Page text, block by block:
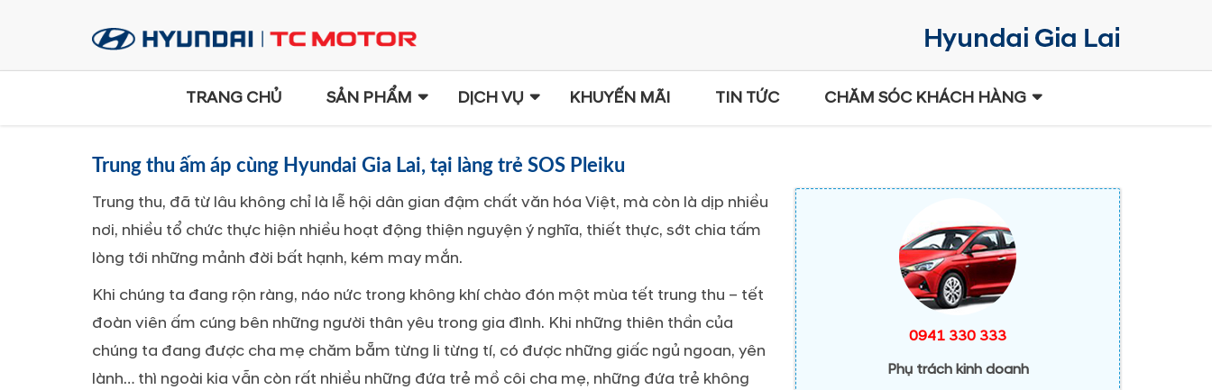
TRANG CHỦ SẢN PHẨM DỊCH VỤ KHUYẾN MÃI TIN TỨC CHĂM SÓC KHÁCH HÀNG
Trung thu ấm áp cùng Hyundai Gia Lai, tại làng trẻ SOS Pleiku
Trung thu, đã từ lâu không chỉ là lễ hội dân gian đậm chất văn hóa Việt, mà còn là dịp nhiều
nơi, nhiều tổ chức thực hiện nhiều hoạt động thiện nguyện ý nghĩa, thiết thực, sớt chia tấm
lòng tới những mảnh đời bất hạnh, kém may mắn.
Khi chúng ta đang rộn ràng, náo nức trong không khí chào đón một mùa tết trung thu – tết
đoàn viên ấm cúng bên những người thân yêu trong gia đình. Khi những thiên thần của
chúng ta đang được cha mẹ chăm bẵm từng li từng tí, có được những giấc ngủ ngoan, yên
lành… thì ngoài kia vẫn còn rất nhiều những đứa trẻ mồ côi cha mẹ, những đứa trẻ không
0941 330 333
Phụ trách kinh doanh